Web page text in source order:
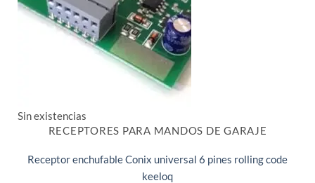
Sin existencias
RECEPTORES PARA MANDOS DE GARAJE
Receptor enchufable Conix universal 6 pines rolling code
keeloq